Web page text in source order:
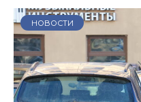
НОВОСТИ